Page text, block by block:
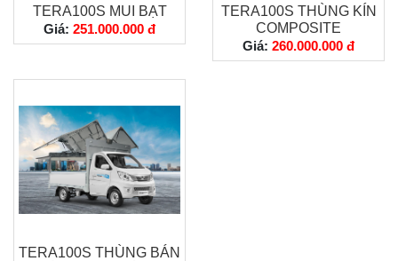
TERA100S MUI BẠT
Giá: 251.000.000 đ
TERA100S THÙNG KÍN
COMPOSITE
Giá: 260.000.000 đ
TERA100S THÙNG BÁN